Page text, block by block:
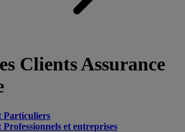
Clients Assurance
Particuliers
et entreprises